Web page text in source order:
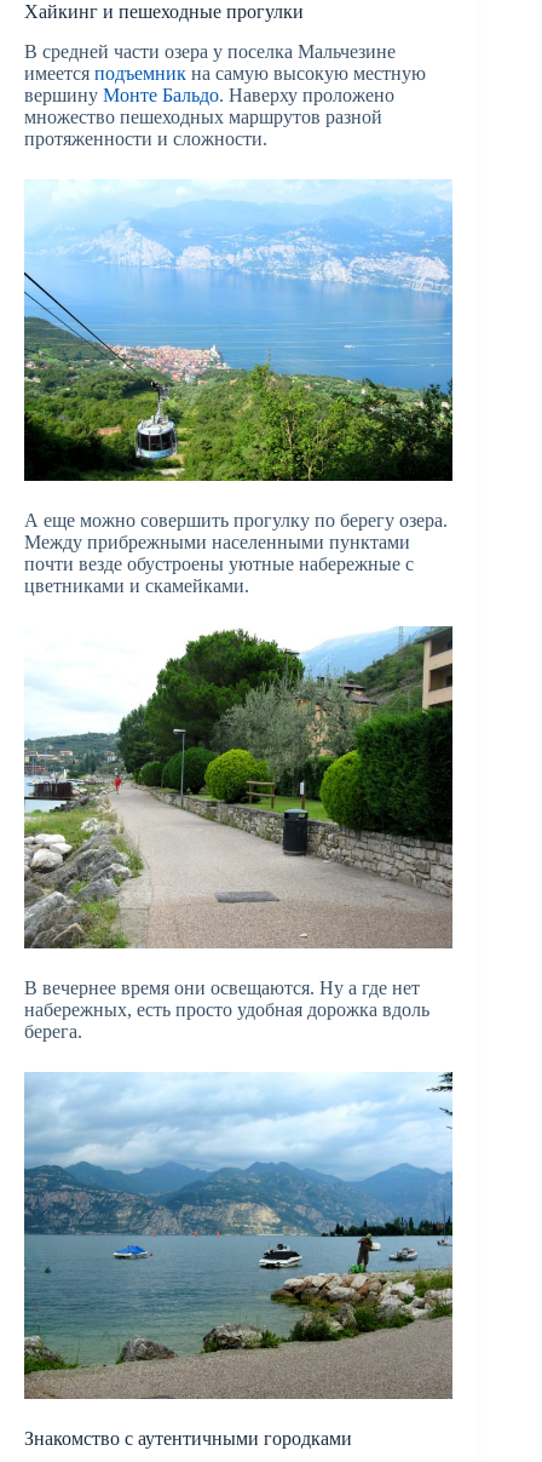
Хайкинг и пешеходные прогулки
В средней части озера у поселка Мальчезине
имеется подъемник на самую высокую местную
вершину Монте Бальдо. Наверху проложено
множество пешеходных маршрутов разной
протяженности и сложности.
А еще можно совершить прогулку по берегу озера.
Между прибрежными населенными пунктами
почти везде обустроены уютные набережные с
цветниками и скамейками.
В вечернее время они освещаются. Ну а где нет
набережных, есть просто удобная дорожка вдоль
берега.
Знакомство с аутентичными городками